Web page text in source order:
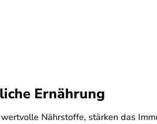
Ernährung
Nährstoffe, stärken das